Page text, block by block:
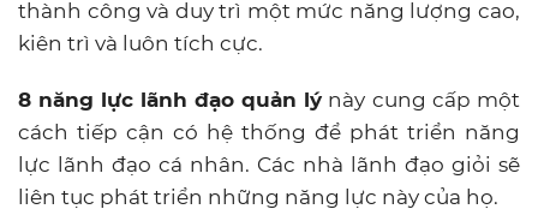
thành công và duy trì một mức năng lượng cao,
kiên trì và luôn tích cực.
8 năng lực lãnh đạo quản lý này cung cấp một
cách tiếp cận có hệ thống để phát triển năng
lực lãnh đạo cá nhân. Các nhà lãnh đạo giỏi sẽ
liên tục phát triển những năng lực này của họ.